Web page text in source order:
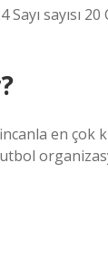
sayısı
en çok